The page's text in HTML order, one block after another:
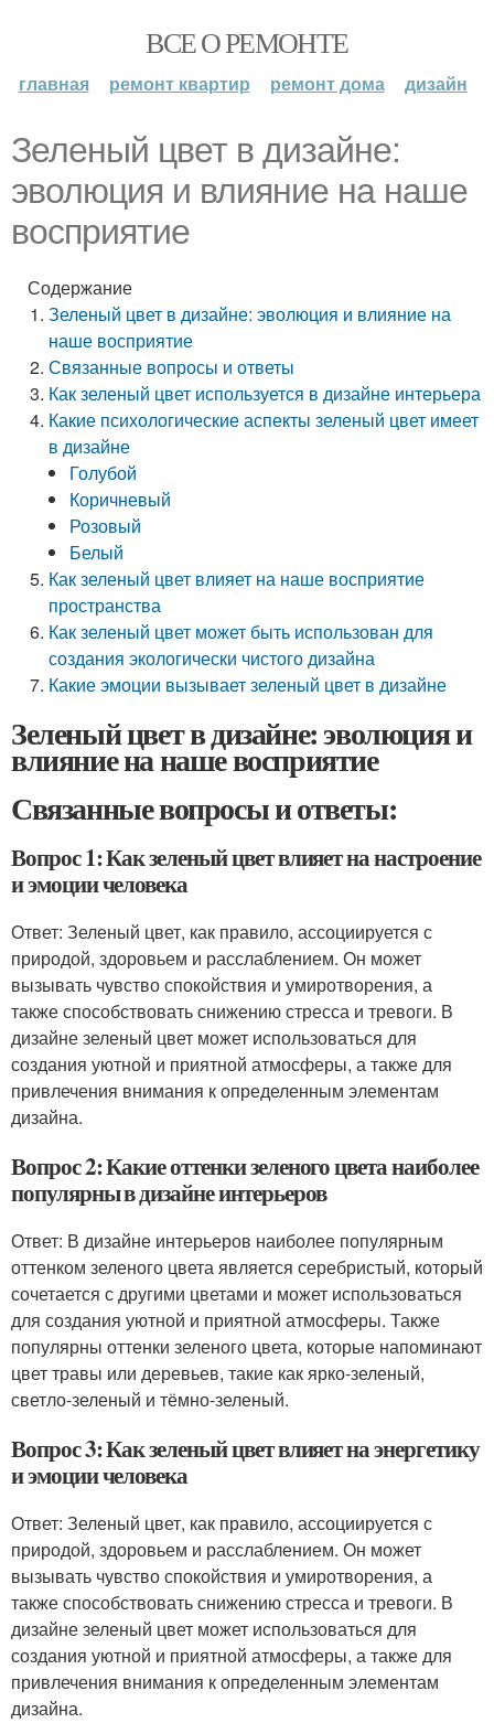
ВСЕ О РЕМОНТЕ
главная ремонт квартир ремонт дома дизайн
Зеленый цвет в дизайне:
эволюция и влияние на наше
восприятие
Содержание
Зеленый цвет в дизайне: эволюция и влияние на
наше восприятие
Связанные вопросы и ответы
Как зеленый цвет используется в дизайне интерьера
Какие психологические аспекты зеленый цвет имеет
в дизайне
Голубой
Коричневый
Розовый
Белый
Как зеленый цвет влияет на наше восприятие
пространства
Как зеленый цвет может быть использован для
создания экологически чистого дизайна
Какие эмоции вызывает зеленый цвет в дизайне
Зеленый цвет в дизайне: эволюция и
влияние на наше восприятие
Связанные вопросы и ответы:
Вопрос 1: Как зеленый цвет влияет на настроение
и эмоции человека
Ответ: Зеленый цвет, как правило, ассоциируется с
природой, здоровьем и расслаблением. Он может
вызывать чувство спокойствия и умиротворения, а
также способствовать снижению стресса и тревоги. В
дизайне зеленый цвет может использоваться для
создания уютной и приятной атмосферы, а также для
привлечения внимания к определенным элементам
дизайна.
Вопрос 2: Какие оттенки зеленого цвета наиболее
популярны в дизайне интерьеров
Ответ: В дизайне интерьеров наиболее популярным
оттенком зеленого цвета является серебристый, который
сочетается с другими цветами и может использоваться
для создания уютной и приятной атмосферы. Также
популярны оттенки зеленого цвета, которые напоминают
цвет травы или деревьев, такие как ярко-зеленый,
светло-зеленый и тёмно-зеленый.
Вопрос 3: Как зеленый цвет влияет на энергетику
и эмоции человека
Ответ: Зеленый цвет, как правило, ассоциируется с
природой, здоровьем и расслаблением. Он может
вызывать чувство спокойствия и умиротворения, а
также способствовать снижению стресса и тревоги. В
дизайне зеленый цвет может использоваться для
создания уютной и приятной атмосферы, а также для
привлечения внимания к определенным элементам
дизайна.